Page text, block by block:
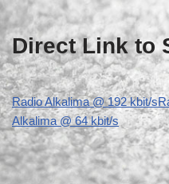
Direct Link to
Radio Alkalima @ 192 kbit/s
Alkalima @ 64 kbit/s